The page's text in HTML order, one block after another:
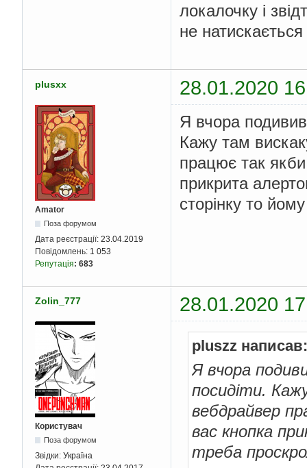
локалочку і
не
plusxx 28.01.2020
Amator
Поза форумом
Дата реєстрації: 23.04.2019
Повідомлень: 1 053
Репутація: 683
Я вчора
Кажу там
працює так
прикрита
сторінку то
Zolin_777 28.01.2020
Користувач
Поза форумом
Звідки: Україна
pluszz написав:
Я вчора
посидіти.
вебдрайвер
вас кнопка
треба